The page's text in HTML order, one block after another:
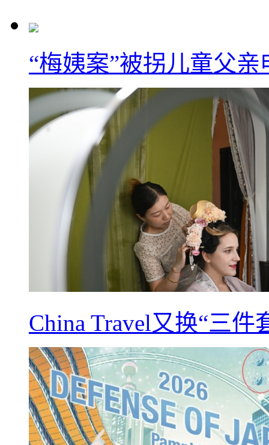
“梅姨案”被拐儿童父
China Travel又换“三